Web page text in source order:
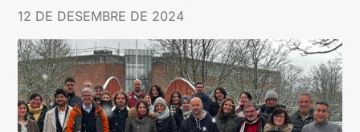
12 DE DESEMBRE DE 2024